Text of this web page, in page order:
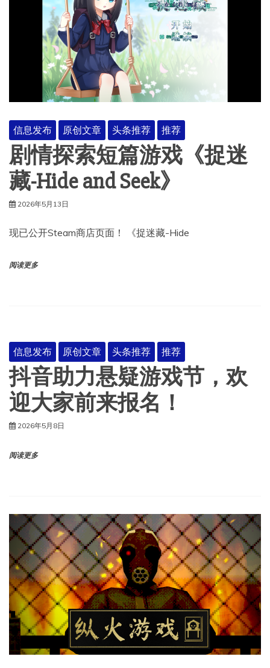
信息发布 原创文章 头条推荐 推荐
剧情探索短篇游戏《捉迷
藏-Hide and Seek》
2026年5月13日
现已公开Steam商店页面！ 《捉迷藏-Hide
阅读更多
信息发布 原创文章 头条推荐 推荐
抖音助力悬疑游戏节，欢
迎大家前来报名！
2026年5月8日
阅读更多